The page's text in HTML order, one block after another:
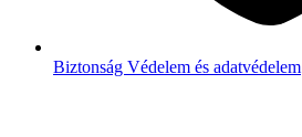
Biztonság Védelem és adatvédelem